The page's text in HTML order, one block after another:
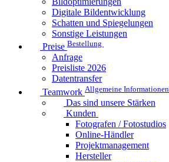
Digitale Bildentwicklung
Schatten und Spiegelungen
Sonstige Leistungen
Preise Bestellung
Anfrage
Preisliste 2026
Datentransfer
Teamwork Allgemeine Informationen
Das sind unsere Stärken
Kunden
Fotografen / Fotostudios
Online-Händler
Projektmanagement
Hersteller